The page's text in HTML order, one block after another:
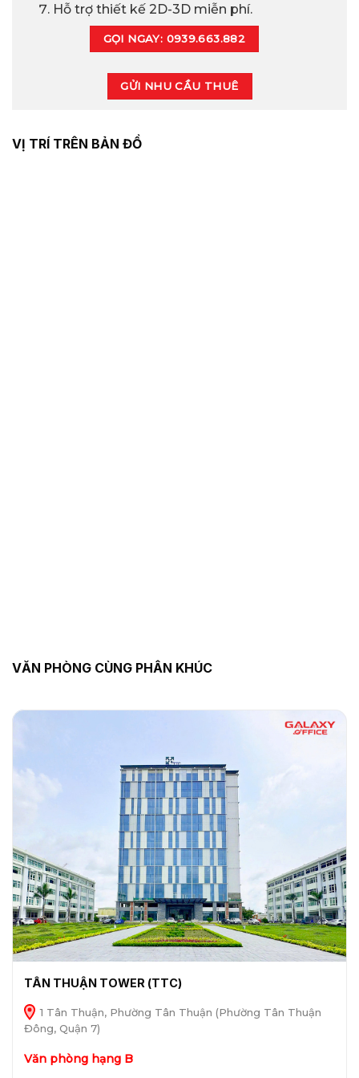
Hỗ trợ thiết kế 2D-3D miễn phí.
GỌI NGAY: 0939.663.882
GỬI NHU CẦU THUÊ
VỊ TRÍ TRÊN BẢN ĐỒ
VĂN PHÒNG CÙNG PHÂN KHÚC
TÂN THUẬN TOWER (TTC)
1 Tân Thuận, Phường Tân Thuận (Phường Tân Thuận
Đông, Quận 7)
Văn phòng hạng B